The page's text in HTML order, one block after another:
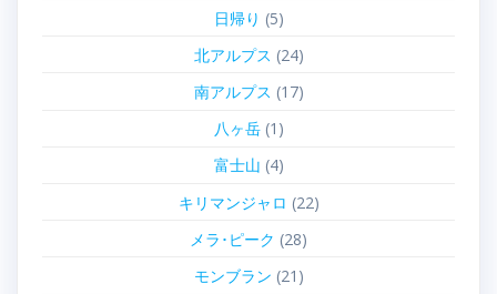
日帰り (5)
北アルプス (24)
南アルプス (17)
八ヶ岳(1)
富士山 (4)
キリマンジャロ (22)
メラ･ピーク (28)
モンブラン (21)